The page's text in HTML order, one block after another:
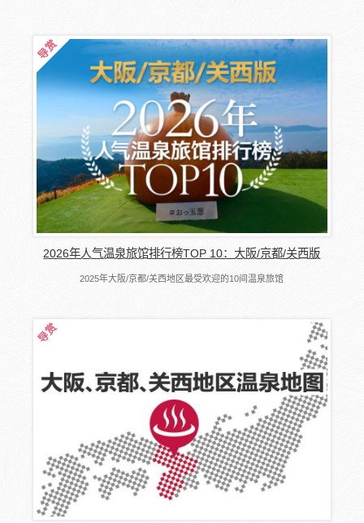
2026年人气温泉旅馆排行榜TOP 10：大阪/京都/关西版
2025年大阪/京都/关西地区最受欢迎的10间温泉旅馆